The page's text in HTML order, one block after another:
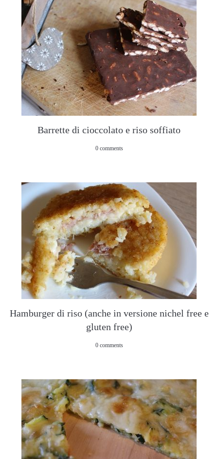
Barrette di cioccolato e riso soffiato
0 comments
Hamburger di riso (anche in versione nichel free e
gluten free)
0 comments